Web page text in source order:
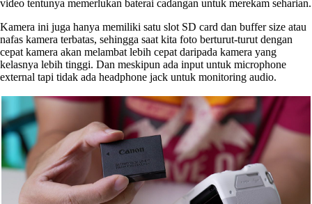
video tentunya memerlukan baterai cadangan untuk merekam seharian.
Kamera ini juga hanya memiliki satu slot SD card dan buffer size atau
nafas kamera terbatas, sehingga saat kita foto berturut-turut dengan
cepat kamera akan melambat lebih cepat daripada kamera yang
kelasnya lebih tinggi. Dan meskipun ada input untuk microphone
external tapi tidak ada headphone jack untuk monitoring audio.